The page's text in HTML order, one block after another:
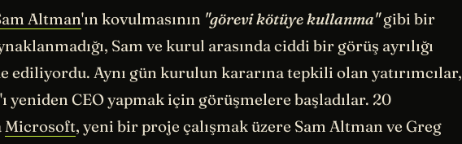
Altman'ın kovulmasının "görevi kötüye kullanma"gibi bir
Sam ve kurul arasında ciddi bir görüş ayrılığı
ediliyordu. Aynı gün kurulun kararına tepkili olan yatırımcılar,
yeniden CEO yapmak için görüşmelere başladılar. 20
Microsoft, yeni bir proje çalışmak üzere Sam Altman ve Greg